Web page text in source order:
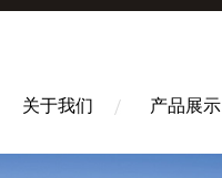
关于我们 产品展示